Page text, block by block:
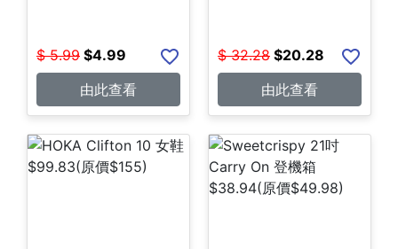
$ 5.99 $4.99
由此查看
$ 32.28 $20.28
由此查看